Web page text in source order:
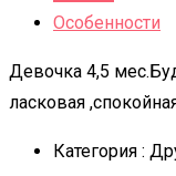
Особенности
Девочка 4,5
ласковая
Категория :